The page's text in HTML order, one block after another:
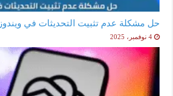
حل مشكلة عدم تثبيت التحديثات في ويندوز 11
4 نوفمبر، 2025